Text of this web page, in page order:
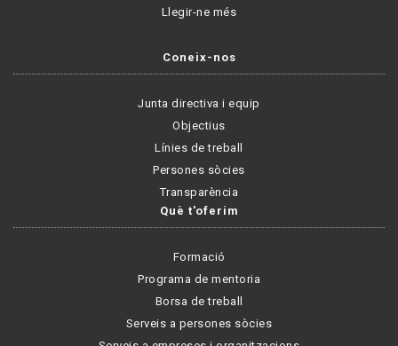
Llegir-ne més
Coneix-nos
Junta directiva i equip
Objectius
Línies de treball
Persones sòcies
Transparència
Què t'oferim
Formació
Programa de mentoria
Borsa de treball
Serveis a persones sòcies